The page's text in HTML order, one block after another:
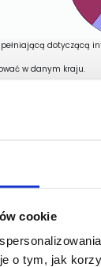
cookie
o tym, jak
dotyczącą
w danym kraju.